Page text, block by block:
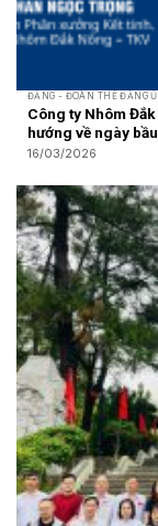
ĐẢNG - ĐOÀN THỂ ĐẢNG
Công ty Nhôm
hướng về ngày
16/03/2026